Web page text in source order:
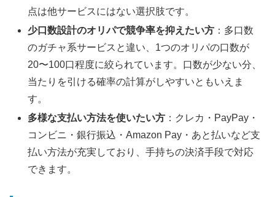
点は他サービスにはない選択肢です。
少口数設計のオリパで競争率を抑えたい方 ：多口数
のガチャ系サービスと違い、1つのオリパの口数が
20〜100口程度に絞られています。口数が少ない分、
当たりを引ける確率の計算がしやすいともいえま
す。
多様な支払い方法を使いたい方 ：クレカ・PayPay・
コンビニ・銀行振込・Amazon Pay・あと払いなど支
払い方法が充実しており、手持ちの決済手段で対応
できます。